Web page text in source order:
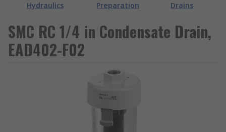
Hydraulics
Preparation
Drains
SMC RC 1/4 in Condensate Drain,
EAD402-F02